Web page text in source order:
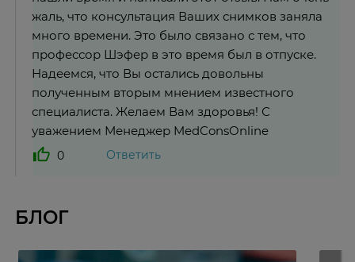
жаль, что консультация Ваших снимков заняла
много времени. Это было связано с тем, что
профессор Шэфер в это время был в отпуске.
Надеемся, что Вы остались довольны
полученным вторым мнением известного
специалиста. Желаем Вам здоровья! С
уважением Менеджер MedConsOnline
0 Ответить
БЛОГ